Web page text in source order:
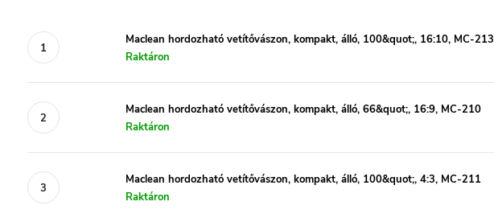
Maclean hordozható vetítővászon, kompakt, álló, 100&quot;, 16:10, MC-213
Raktáron
Maclean hordozható vetítővászon, kompakt, álló, 66&quot;, 16:9, MC-210
Raktáron
Maclean hordozható vetítővászon, kompakt, álló, 100&quot;, 4:3, MC-211
Raktáron